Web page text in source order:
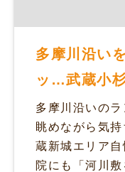
多摩川沿い
ッ…武蔵小
多摩川沿いの
眺めながら気
蔵新城エリア
院にも「河川